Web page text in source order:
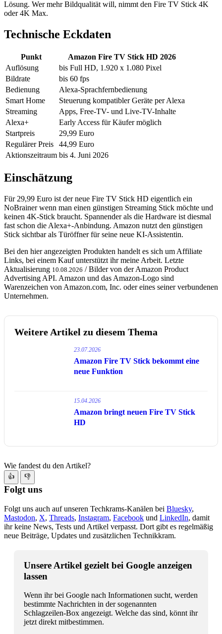
Lösung. Wer mehr Bildqualität will, nimmt den Fire TV Stick 4K
oder 4K Max.
Technische Eckdaten
Punkt
Amazon Fire TV Stick HD 2026
Auflösung
bis Full HD, 1.920 x 1.080 Pixel
Bildrate
bis 60 fps
Bedienung
Alexa-Sprachfernbedienung
Smart Home
Steuerung kompatibler Geräte per Alexa
Streaming
Apps, Free-TV- und Live-TV-Inhalte
Alexa+
Early Access für Käufer möglich
Startpreis
29,99 Euro
Regulärer Preis
44,99 Euro
Aktionszeitraum bis 4. Juni 2026
Einschätzung
Für 29,99 Euro ist der neue Fire TV Stick HD eigentlich ein
NoBrainer wenn man einen günstigen Streaming Stick möchte und
keinen 4K-Stick braucht. Spannender als die Hardware ist diesmal
fast schon die Alexa+-Anbindung. Amazon nutzt den günstigen
Stick sichtbar als Türöffner für seine neue KI-Assistentin.
Bei den hier angezeigten Produkten handelt es sich um Affiliate
Links, bei einem Kauf unterstützt ihr meine Arbeit. Letzte
Aktualisierung 10.08.2026 / Bilder von der Amazon Product
Advertising API. Amazon und das Amazon-Logo sind
Warenzeichen von Amazon.com, Inc. oder eines seiner verbundenen
Unternehmen.
Weitere Artikel zu diesem Thema
23.07.2026
Amazon Fire TV Stick bekommt eine
neue Funktion
15.04.2026
Amazon bringt neuen Fire TV Stick
HD
Wie fandest du den Artikel?
👍 👎
Folgt uns
Folgt uns auch auf unseren Techkrams-Kanälen bei Bluesky,
Mastodon, X, Threads, Instagram, Facebook und LinkedIn, damit
ihr keine News, Tests und Artikel verpasst. Dort gibt es regelmäßig
neue Beiträge, Updates und zusätzlichen Technikkram.
Unsere Artikel gezielt bei Google anzeigen
lassen
Wenn ihr bei Google nach Informationen sucht, werden
bestimmte Nachrichten in der sogenannten
Schlagzeilen-Box angezeigt. Welche das sind, könnt ihr
jetzt direkt mitbestimmen.